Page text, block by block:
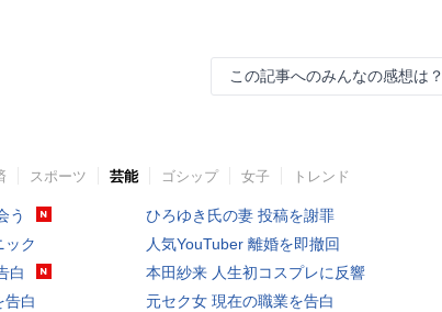
この記事へのみんなの感想は？
スポーツ 芸能 ゴシップ 女子 トレンド
う
ック
白
告白
ひろゆき氏の妻 投稿を謝罪
人気YouTuber 離婚を即撤回
本田紗来 人生初コスプレに反響
元セク女 現在の職業を告白